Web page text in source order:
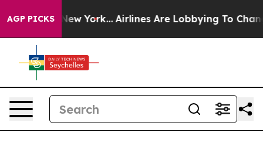
AGP PICKS
News New York... Airlines Are Lobbying To Change